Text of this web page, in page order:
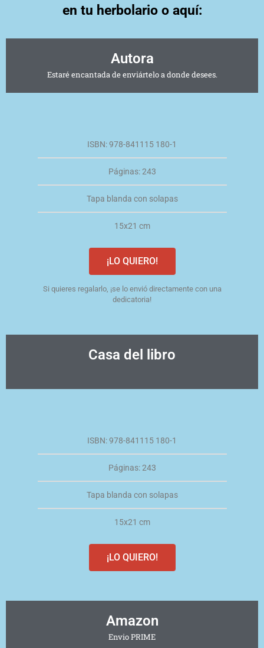
en tu herbolario o aquí:
Autora
Estaré encantada de enviártelo a donde desees.
ISBN: 978-841115 180-1
Páginas: 243
Tapa blanda con solapas
15x21 cm
¡LO QUIERO!
Si quieres regalarlo, ¡se lo envió directamente con una
dedicatoria!
Casa del libro
ISBN: 978-841115 180-1
Páginas: 243
Tapa blanda con solapas
15x21 cm
¡LO QUIERO!
Amazon
Envio PRIME